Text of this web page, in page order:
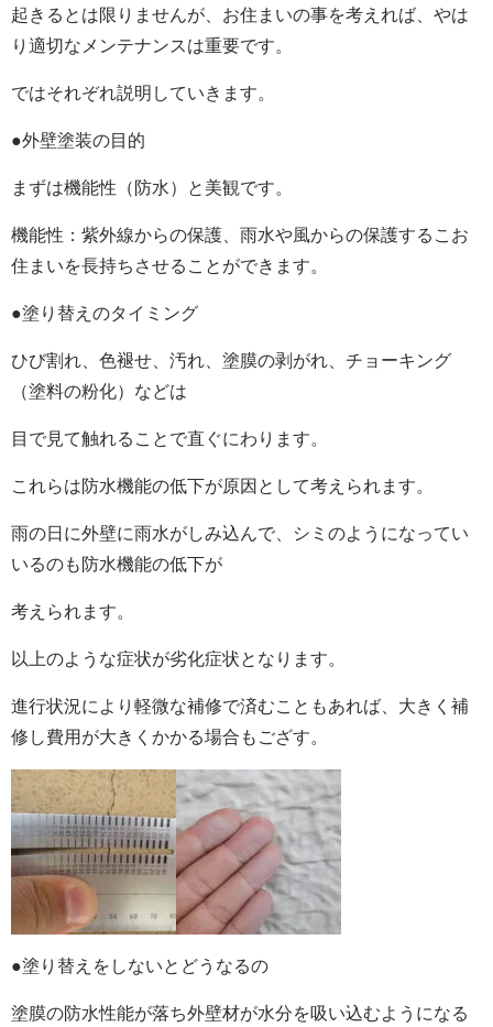
起きるとは限りませんが、お住まいの事を考えれば、やは
り適切なメンテナンスは重要です。
ではそれぞれ説明していきます。
●外壁塗装の目的
まずは機能性（防水）と美観です。
機能性：紫外線からの保護、雨水や風からの保護するこお
住まいを長持ちさせることができます。
●塗り替えのタイミング
ひび割れ、色褪せ、汚れ、塗膜の剥がれ、チョーキング
（塗料の粉化）などは
目で見て触れることで直ぐにわります。
これらは防水機能の低下が原因として考えられます。
雨の日に外壁に雨水がしみ込んで、シミのようになってい
いるのも防水機能の低下が
考えられます。
以上のような症状が劣化症状となります。
進行状況により軽微な補修で済むこともあれば、大きく補
修し費用が大きくかかる場合もござす。
●塗り替えをしないとどうなるの
塗膜の防水性能が落ち外壁材が水分を吸い込むようになる